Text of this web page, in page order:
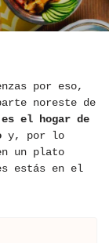
por eso,
noreste de
el hogar de
y, por lo
un plato
estás en el